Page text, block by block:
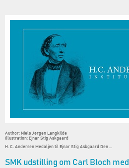
Author: Niels Jørgen Langkilde
Illustration: Ejnar Stig Askgaard
H. C. Andersen Medaljen til Ejnar Stig Askgaard Den ...
SMK udstilling om Carl Bloch